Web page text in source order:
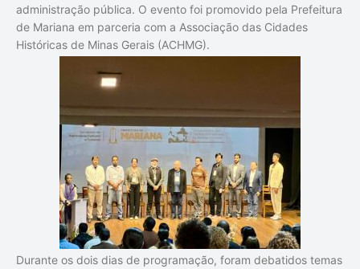
administração pública. O evento foi promovido pela Prefeitura
de Mariana em parceria com a Associação das Cidades
Históricas de Minas Gerais (ACHMG).
Durante os dois dias de programação, foram debatidos temas